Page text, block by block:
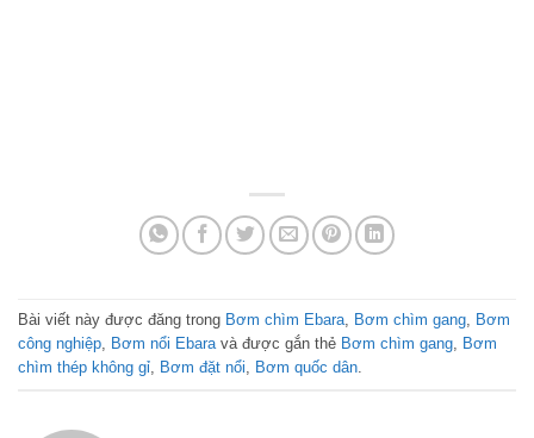
Bài viết này được đăng trong Bơm chìm Ebara Bơm chìm gang
Bơm
công nghiệp
Bơm nổi Ebara và được gắn thẻ Bơm chìm gang
Bơm
chìm thép không gỉ
Bơm đặt nổi Bơm quốc dân